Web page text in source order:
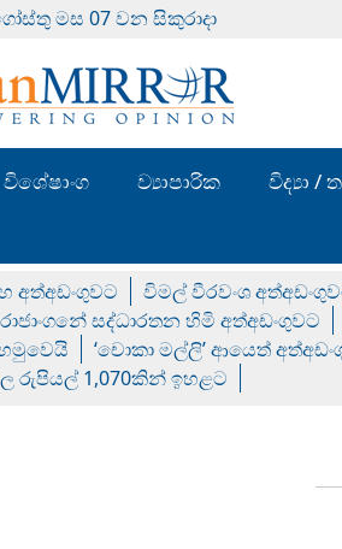
මස 07 වන සිකුරාදා
විශේෂාංග ව්‍යාපාරික විද්‍යා /
අත්අඩංගුවට විමල් වීරවංශ
රාජාංගනේ සද්ධාරතන හිමි අත්අඩංගුවට
‘චොකා මල්ලි’ ආයෙත්
රුපියල් 1,070කින් ඉහළට